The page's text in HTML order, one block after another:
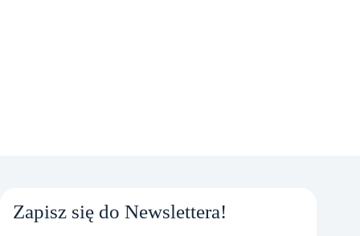
Zapisz się do Newslettera!